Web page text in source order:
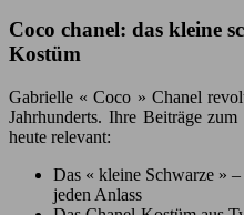
Coco chanel: das kleine
Kostüm
Gabrielle « Coco » Chanel
Jahrhunderts. Ihre Beiträge
heute relevant:
Das « kleine Schwarze »
jeden Anlass